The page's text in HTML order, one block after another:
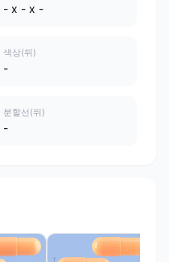
- x - x -
색상(뒤)
-
분할선(뒤)
-